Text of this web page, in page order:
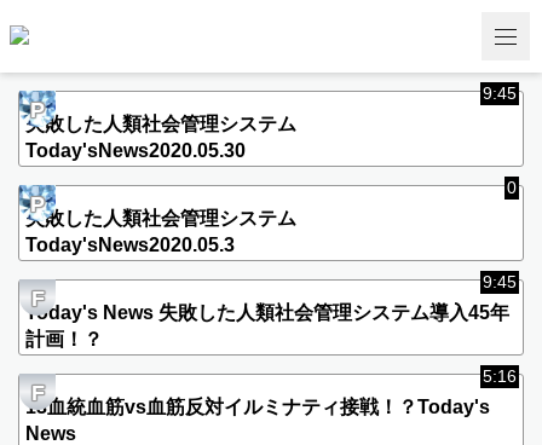
P
9:45
失敗した人類社会管理システム
Today'sNews2020.05.30
P
0
失敗した人類社会管理システム
Today'sNews2020.05.3
F
9:45
Today's News 失敗した人類社会管理システム導入45年
計画！？
F
5:16
13血統血筋vs血筋反対イルミナティ接戦！？Today's
News